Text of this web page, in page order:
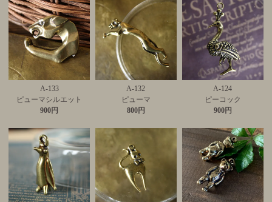
A-133
ピューマシルエット
900円
A-132
ピューマ
800円
A-124
ピーコック
900円